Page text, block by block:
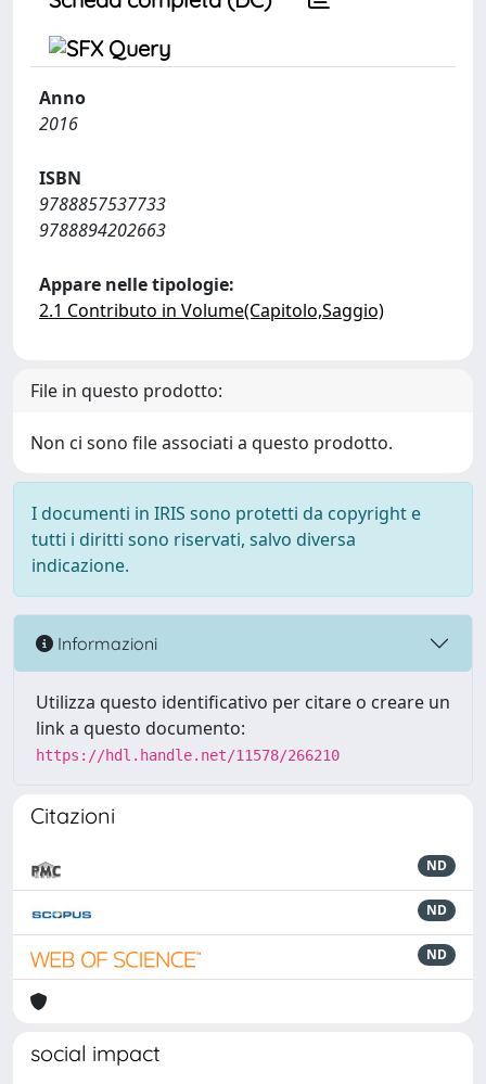
Anno
2016
ISBN
9788857537733
9788894202663
Appare nelle tipologie:
2.1 Contributo in Volume(Capitolo,Saggio)
File in questo prodotto:
Non ci sono file associati a questo prodotto.
I documenti in IRIS sono protetti da copyright e
tutti i diritti sono riservati, salvo diversa
indicazione.
Informazioni
Utilizza questo identificativo per citare o creare un
link a questo documento:
https://hdl.handle.net/11578/266210
Citazioni
ND
ND
ND
social impact